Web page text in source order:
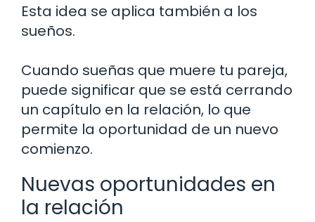
Esta idea se aplica también a los
sueños.
Cuando sueñas que muere tu pareja,
puede significar que se está cerrando
un capítulo en la relación, lo que
permite la oportunidad de un nuevo
comienzo.
Nuevas oportunidades en
la relación